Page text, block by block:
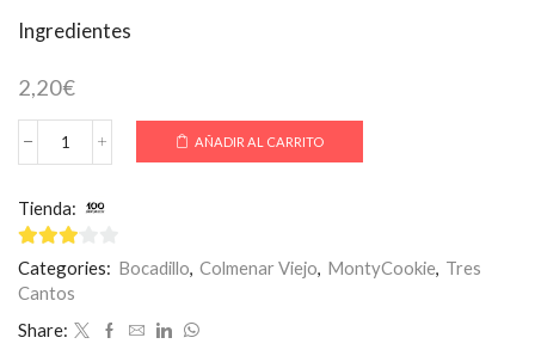
Ingredientes
2,20€
#068.
chocolate
y
sirope
de
caramelo
toffee
cantidad
AÑADIR AL CARRITO
Tienda:
3de 5
Categories: Bocadillo Colmenar Viejo MontyCookie Tres
Cantos
Share: